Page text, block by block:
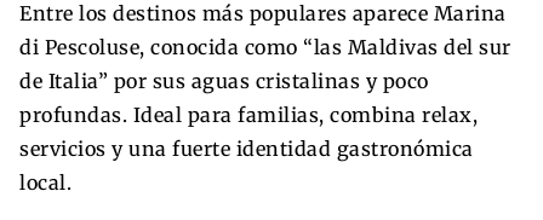
Entre los destinos más populares aparece Marina
di Pescoluse, conocida como “las Maldivas del sur
de Italia” por sus aguas cristalinas y poco
profundas. Ideal para familias, combina relax,
servicios y una fuerte identidad gastronómica
local.